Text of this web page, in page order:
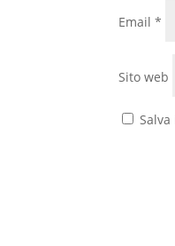
Email*
Sito web